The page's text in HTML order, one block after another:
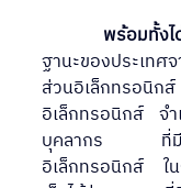
พร้อมทั้งได้ก
ฐานะของประเทศ
ส่วนอิเล็กทรอนิ
อิเล็กทรอนิกส์  จ
บุคลากร ที่มีคว
อิเล็กทรอนิกส์